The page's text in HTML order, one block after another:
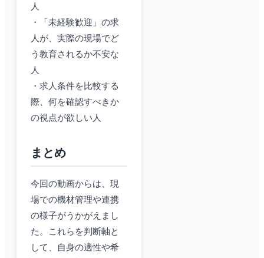
人
・「未経験歓迎」の求
人が、実際の現場でど
う教育されるか不安な
人
・求人条件を比較する
際、何を確認すべきか
の視点が欲しい人
まとめ
今回の動画からは、現
場での機材管理や連携
の様子がうかがえまし
た。これらを判断軸と
して、自身の適性や希